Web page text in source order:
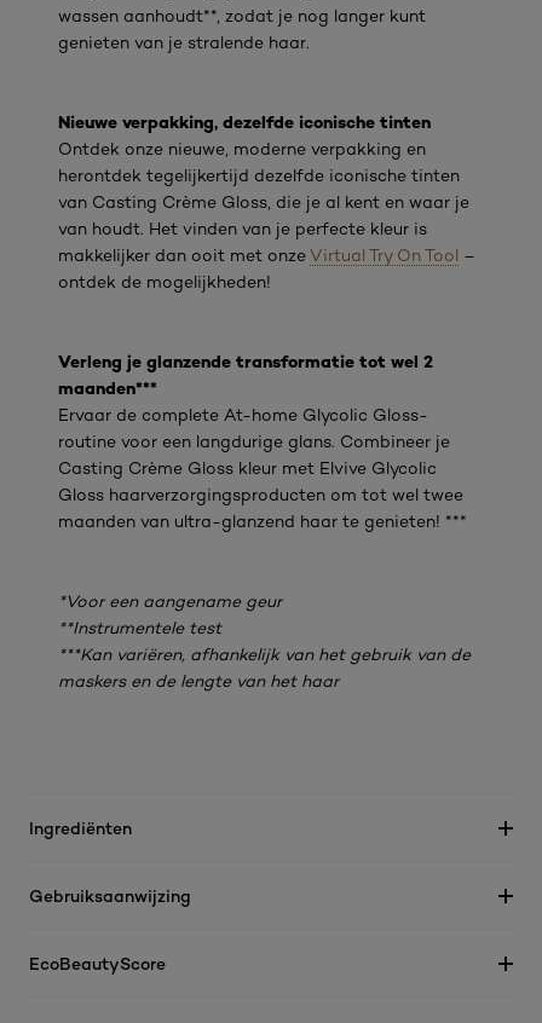
wassen aanhoudt**, zodat je nog langer kunt
genieten van je stralende haar.
Nieuwe verpakking, dezelfde iconische tinten
Ontdek onze nieuwe, moderne verpakking en
herontdek tegelijkertijd dezelfde iconische tinten
van Casting Crème Gloss, die je al kent en waar je
van houdt. Het vinden van je perfecte kleur is
makkelijker dan ooit met onzeVirtual Try On Tool –
ontdek de mogelijkheden!
Verleng je glanzende transformatie tot wel 2
maanden***
Ervaar de complete At-home Glycolic Gloss-
routine voor een langdurige glans. Combineer je
Casting Crème Gloss kleur met Elvive Glycolic
Gloss haarverzorgingsproducten om tot wel twee
maanden van ultra-glanzend haar te genieten! ***
*Voor een aangename geur
**Instrumentele test
***Kan variëren, afhankelijk van het gebruik van de
maskers en de lengte van het haar
Ingrediënten
Gebruiksaanwijzing
EcoBeautyScore